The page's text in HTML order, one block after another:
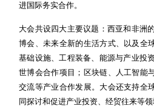
进国际务实合作。
大会共设四大主要议题：西亚和非洲
博会、未来全新的生活方式、以及全
基础设施、工程装备、能源与产业投
世博会合作项目；区块链、人工智能
交流等产业合作发展。大会还支持全
同探讨和促进产业投资、经贸往来等领